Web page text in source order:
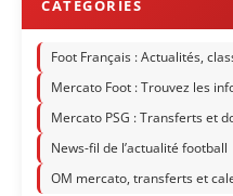
Foot Français : Actualités,
Mercato Foot : Trouvez les
Mercato PSG : Transferts et
News-fil de l’actualité football
OM mercato, transferts et